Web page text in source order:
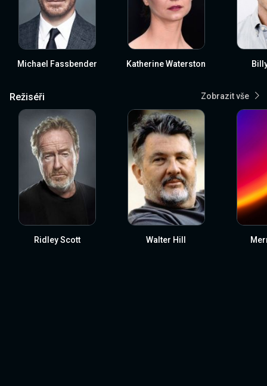
Michael Fassbender Katherine Waterston
Režiséři Zobrazit vše
Ridley Scott Walter Hill